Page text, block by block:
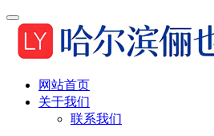
网站首页
关于我们
联系我们